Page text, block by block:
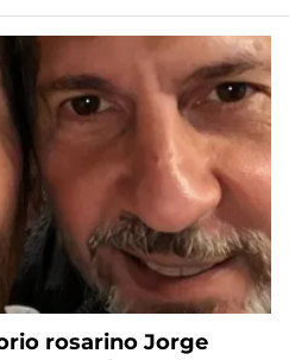
rosarino Jorge